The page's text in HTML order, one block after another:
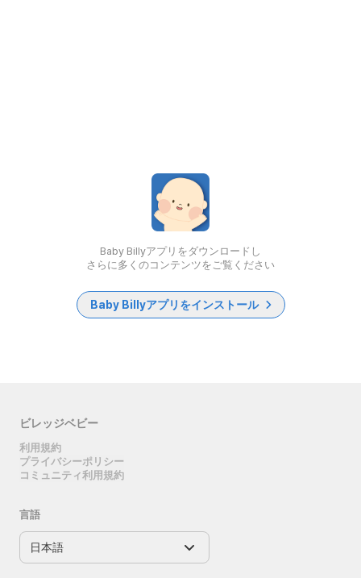
Baby Billyアプリをダウンロードし
さらに多くのコンテンツをご覧ください
Baby Billyアプリをインストール
ビレッジベビー
利用規約
プライバシーポリシー
コミュニティ利用規約
言語